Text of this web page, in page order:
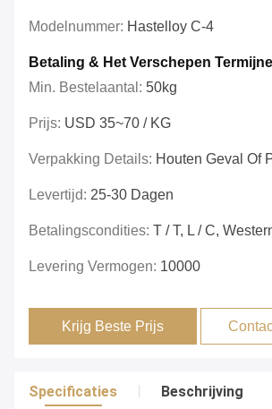
Modelnummer: Hastelloy C-4
Betaling & Het Verschepen
Min. Bestelaantal: 50kg
Prijs: USD 35~70 / KG
Verpakking Details: Houten Geval Of
Levertijd: 25-30 Dagen
Betalingscondities: T / T, L / C,
Levering Vermogen: 10000
Krijg Beste Prijs
Specificaties Beschrijving